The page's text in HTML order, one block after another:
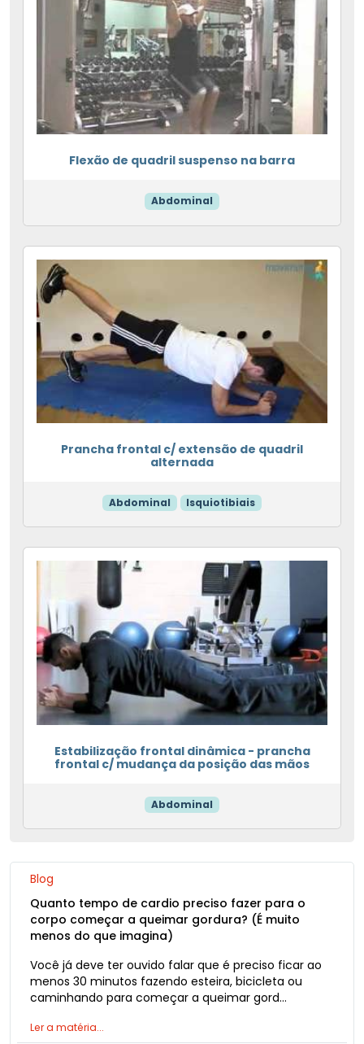
Flexão de quadril suspenso na barra
Abdominal
Prancha frontal c/ extensão de quadril
alternada
Abdominal Isquiotibiais
Estabilização frontal dinâmica - prancha
frontal c/ mudança da posição das mãos
Abdominal
Blog
Quanto tempo de cardio preciso fazer para o
corpo começar a queimar gordura? (É muito
menos do que imagina)
Você já deve ter ouvido falar que é preciso ficar ao
menos 30 minutos fazendo esteira, bicicleta ou
caminhando para começar a queimar gord…
Ler a matéria...